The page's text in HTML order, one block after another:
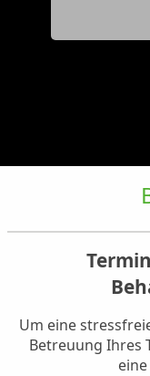
Um eine
Betreuung Ihres